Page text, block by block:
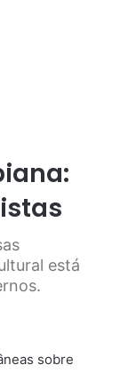
está
sobre